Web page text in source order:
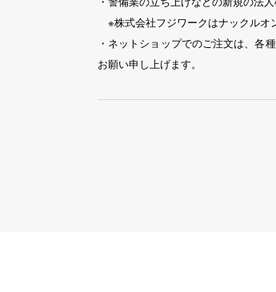
※株式会社フジワークはナックルオ
・ネットショップでのご注文は、各
お願い申し上げます。